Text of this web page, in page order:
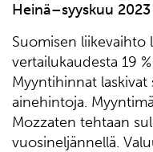
Heinä–syyskuu 2023
Suomisen liikevaihto
vertailukaudesta 19
Myyntihinnat laskivat
ainehintoja.
Mozzaten tehtaan
vuosineljännellä.